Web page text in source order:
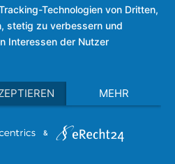
Technologien von Dritten,
stetig zu verbessern und
Interessen der Nutzer
MEHR
&